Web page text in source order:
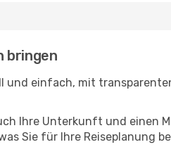
bringen
und einfach, mit
Ihre Unterkunft und einen
Sie für Ihre Reiseplanung